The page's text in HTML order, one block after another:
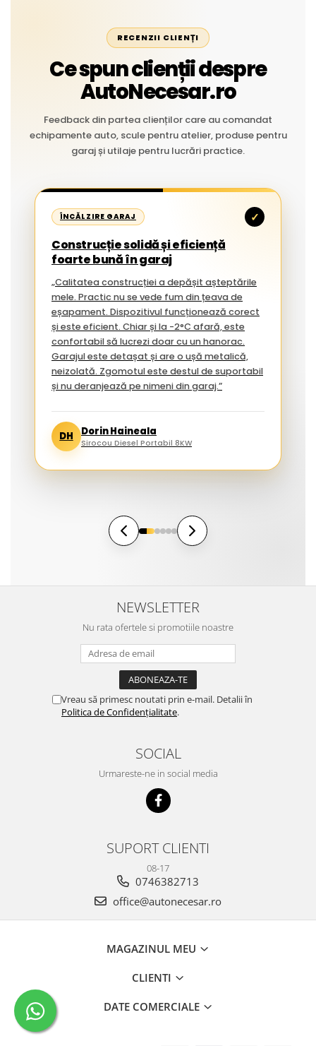
RECENZII CLIENȚI
Ce spun clienții despre
AutoNecesar.ro
Feedback din partea clienților care au comandat
echipamente auto, scule pentru atelier, produse pentru
garaj și utilaje pentru lucrări practice.
ÎNCĂLZIRE GARAJ ✓
Construcție solidă și eficiență
foarte bună în garaj
„Calitatea construcției a depășit așteptările
mele. Practic nu se vede fum din țeava de
eșapament. Dispozitivul funcționează corect
și este eficient. Chiar și la -2°C afară, este
confortabil să lucrezi doar cu un hanorac.
Garajul este detașat și are o ușă metalică,
neizolată. Zgomotul este destul de suportabil
și nu deranjează pe nimeni din garaj.”
DH Dorin Haineala
Sirocou Diesel Portabil 8KW
NEWSLETTER
Nu rata ofertele si promotiile noastre
Vreau să primesc noutati prin e-mail. Detalii în
Politica de Confidențialitate.
SOCIAL
Urmareste-ne in social media
SUPORT CLIENTI
08-17
0746382713
office@autonecesar.ro
MAGAZINUL MEU
CLIENTI
DATE COMERCIALE